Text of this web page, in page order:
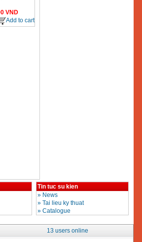
VND
Add to cart
Tin tuc su kien
» News
» Tai lieu ky thuat
» Catalogue
13 users online